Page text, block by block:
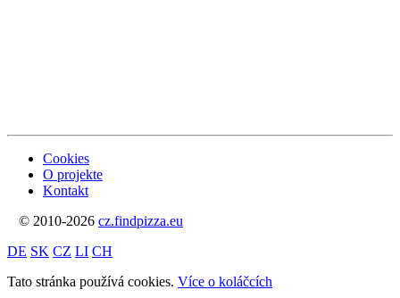
Cookies
O projekte
Kontakt
© 2010-2026 cz.findpizza.eu
DE SK CZ LI CH
Tato stránka používá cookies. Více o koláčcích